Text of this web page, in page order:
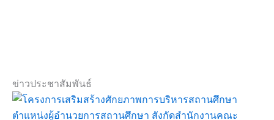
ข่าวประชาสัมพันธ์